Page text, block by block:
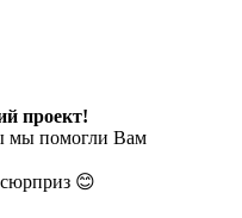
проект!
мы помогли Вам
😊